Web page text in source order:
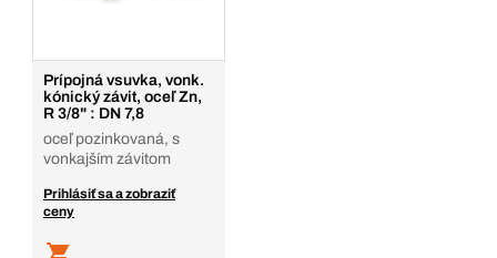
Prípojná vsuvka, vonk.
kónický závit, oceľ Zn,
R 3/8" : DN 7,8
oceľ pozinkovaná, s
vonkajším závitom
Prihlásiť sa a zobraziť
ceny